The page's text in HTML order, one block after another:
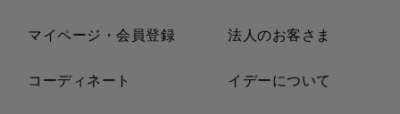
マイページ・会員登録
コーディネート
法人のお客さま
イデーについて